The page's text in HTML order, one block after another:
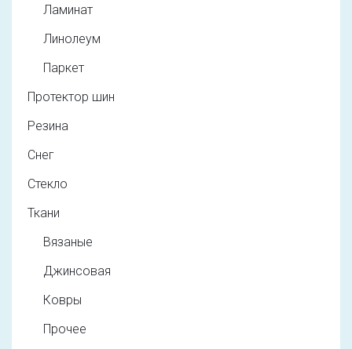
Ламинат
Линолеум
Паркет
Протектор шин
Резина
Снег
Стекло
Ткани
Вязаные
Джинсовая
Ковры
Прочее